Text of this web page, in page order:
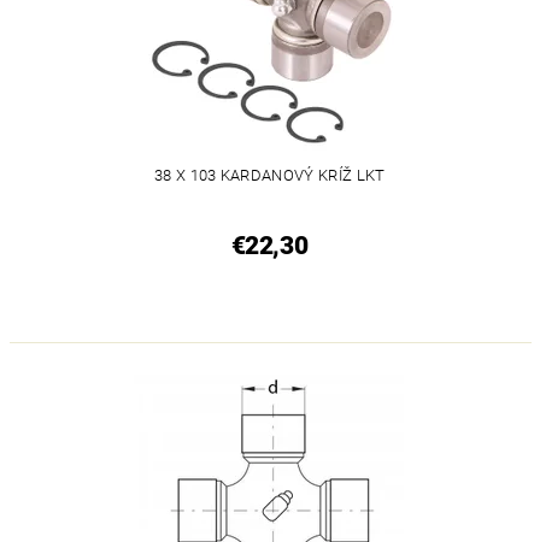
38 X 103 KARDANOVÝ KRÍŽ LKT
€22,30